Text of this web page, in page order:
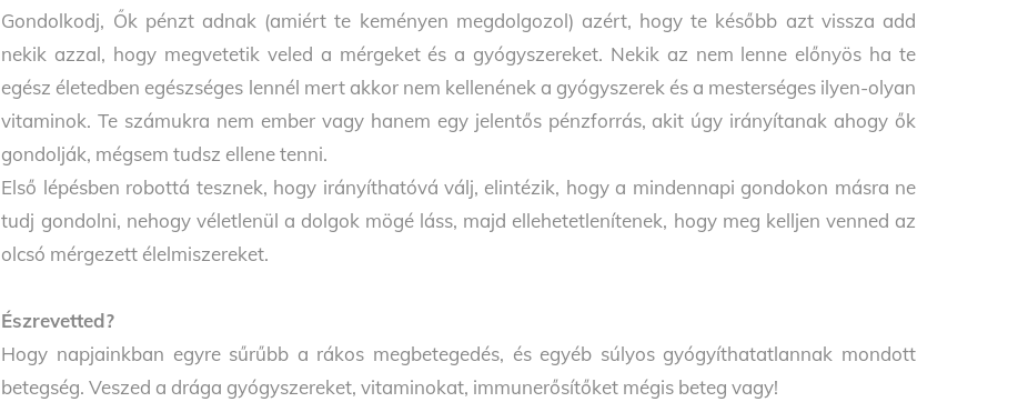
Gondolkodj, Ők pénzt adnak (amiért te keményen megdolgozol) azért, hogy te később azt vissza add
nekik azzal, hogy megvetetik veled a mérgeket és a gyógyszereket. Nekik az nem lenne előnyös ha te
egész életedben egészséges lennél mert akkor nem kellenének a gyógyszerek és a mesterséges ilyen-olyan
vitaminok. Te számukra nem ember vagy hanem egy jelentős pénzforrás, akit úgy irányítanak ahogy ők
gondolják, mégsem tudsz ellene tenni.
Első lépésben robottá tesznek, hogy irányíthatóvá válj, elintézik, hogy a mindennapi gondokon másra ne
tudj gondolni, nehogy véletlenül a dolgok mögé láss, majd ellehetetlenítenek, hogy meg kelljen venned az
olcsó mérgezett élelmiszereket.
Észrevetted?
Hogy napjainkban egyre sűrűbb a rákos megbetegedés, és egyéb súlyos gyógyíthatatlannak mondott
betegség. Veszed a drága gyógyszereket, vitaminokat, immunerősítőket mégis beteg vagy!